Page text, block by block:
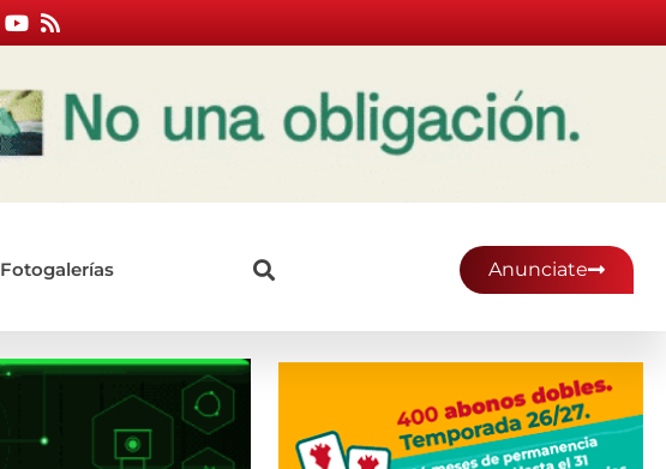
Fotogalerías Anunciate